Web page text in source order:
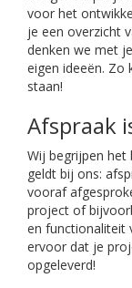
voor het
je een overzicht
denken we met
eigen ideeën.
staan!
Afspraak
Wij begrijpen het
geldt bij ons:
vooraf
project of
en functionaliteit
ervoor dat je
opgeleverd!